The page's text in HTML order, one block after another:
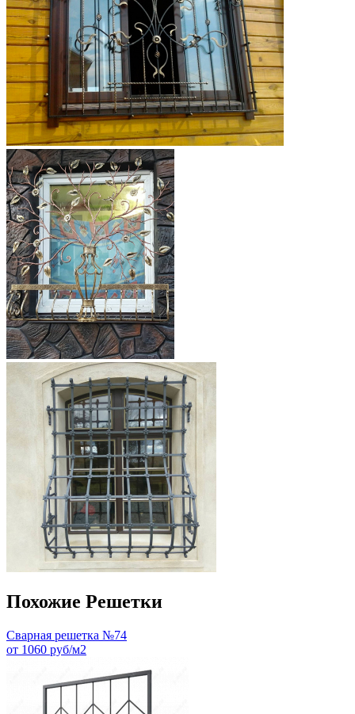
Похожие Решетки
Сварная решетка №74
от 1060 руб/м2